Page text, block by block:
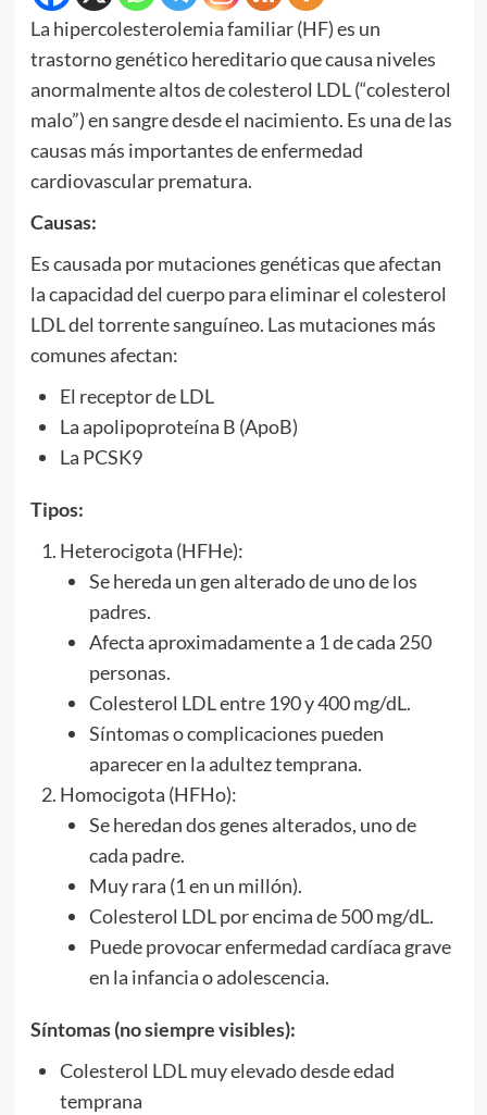
La hipercolesterolemia familiar (HF) es un
trastorno genético hereditario que causa niveles
anormalmente altos de colesterol LDL (“colesterol
malo”) en sangre desde el nacimiento. Es una de las
causas más importantes de enfermedad
cardiovascular prematura.
Causas:
Es causada por mutaciones genéticas que afectan
la capacidad del cuerpo para eliminar el colesterol
LDL del torrente sanguíneo. Las mutaciones más
comunes afectan:
El receptor de LDL
La apolipoproteína B (ApoB)
La PCSK9
Tipos:
Heterocigota (HFHe):
Se hereda un gen alterado de uno de los
padres.
Afecta aproximadamente a 1 de cada 250
personas.
Colesterol LDL entre 190 y 400 mg/dL.
Síntomas o complicaciones pueden
aparecer en la adultez temprana.
Homocigota (HFHo):
Se heredan dos genes alterados, uno de
cada padre.
Muy rara (1 en un millón).
Colesterol LDL por encima de 500 mg/dL.
Puede provocar enfermedad cardíaca grave
en la infancia o adolescencia.
Síntomas (no siempre visibles):
Colesterol LDL muy elevado desde edad
temprana